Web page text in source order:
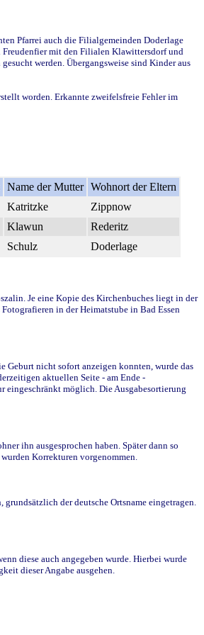
Pfarrei auch die Filialgemeinden Doderlage
Freudenfier mit den Filialen Klawittersdorf und
werden. Übergangsweise sind Kinder aus
worden. Erkannte zweifelsfreie Fehler im
Name der Mutter Wohnort der Eltern
Katritzke
Zippnow
Klawun
Rederitz
Schulz Doderlage
Je eine Kopie des Kirchenbuches liegt in der
in der Heimatstube in Bad Essen
Geburt nicht sofort anzeigen konnten, wurde das
aktuellen Seite - am Ende -
eingeschränkt möglich. Die Ausgabesortierung
ihn ausgesprochen haben. Später dann so
Korrekturen vorgenommen.
der deutsche Ortsname eingetragen.
diese auch angegeben wurde. Hierbei wurde
dieser Angabe ausgehen.